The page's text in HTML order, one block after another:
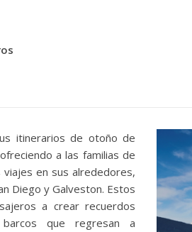
itinerarios de otoño de
a las familias de
en sus alrededores,
Diego y Galveston. Estos
a crear recuerdos
barcos que regresan a